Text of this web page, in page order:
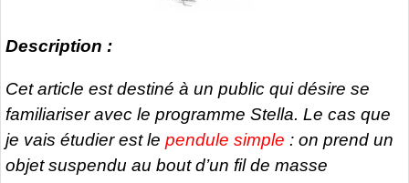
Description :
Cet article est destiné à un public qui désire se
familiariser avec le programme Stella. Le cas que
je vais étudier est le pendule simple : on prend un
objet suspendu au bout d’un fil de masse